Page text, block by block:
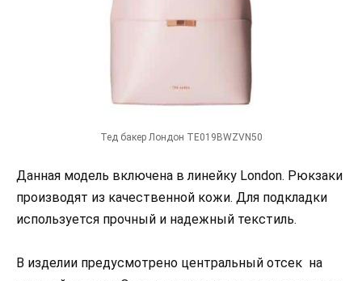
Тед бакер Лондон TE019BWZVN50
Данная модель включена в линейку London. Рюкзаки
производят из качественной кожи. Для подкладки
используется прочный и надежный текстиль.
В изделии предусмотрено центральный отсек на